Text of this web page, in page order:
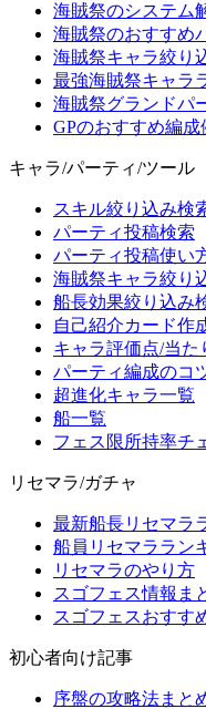
海賊祭のシステム
海賊祭のおすすめ
海賊祭キャラ絞り
最強海賊祭キャラ
海賊祭グランドパ
GPのおすすめ編成
キャラ/パーティ/ツール
スキル絞り込み検
パーティ投稿検索
パーティ投稿使い
海賊祭キャラ絞り
船長効果絞り込み
自己紹介カード作
キャラ評価点/当た
パーティ編成のコ
超進化キャラ一覧
船一覧
フェス限所持率チ
リセマラ/ガチャ
最新船長リセマラ
船員リセマララン
リセマラのやり方
スゴフェス情報ま
スゴフェスおすす
初心者向け記事
序盤の攻略法まと